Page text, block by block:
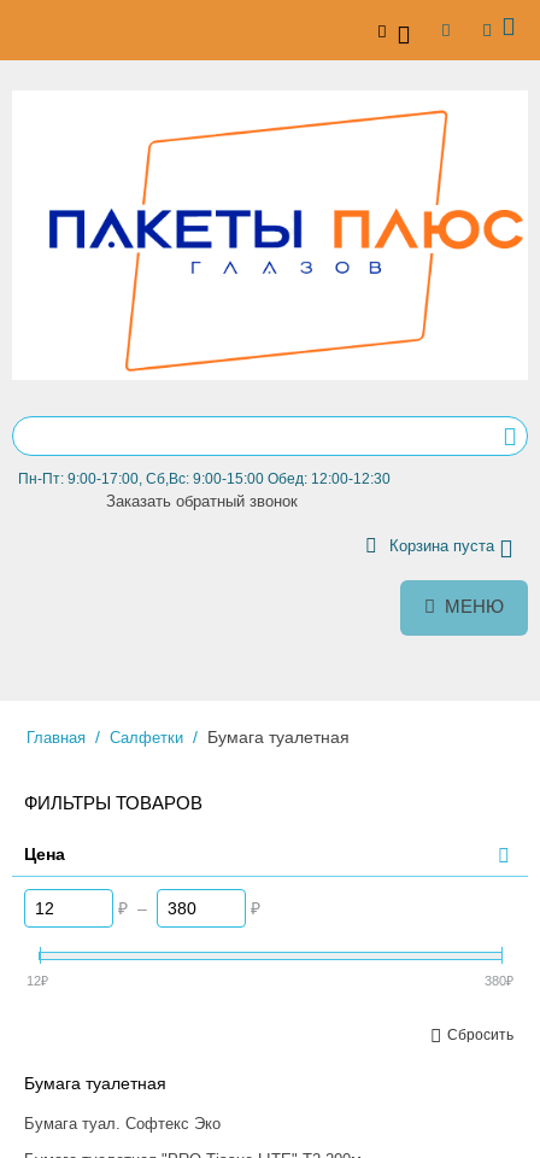
Пн-Пт: 9:00-17:00, Сб,Вс: 9:00-15:00 Обед: 12:00-12:30
Заказать обратный звонок
Корзина пуста
МЕНЮ
Главная / Салфетки / Бумага туалетная
ФИЛЬТРЫ ТОВАРОВ
Цена
₽ – ₽
12₽ 380₽
Сбросить
Бумага туалетная
Бумага туал. Софтекс Эко